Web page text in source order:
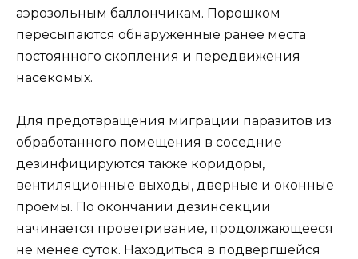
аэрозольным баллончикам. Порошком
пересыпаются обнаруженные ранее места
постоянного скопления и передвижения
насекомых.
Для предотвращения миграции паразитов из
обработанного помещения в соседние
дезинфицируются также коридоры,
вентиляционные выходы, дверные и оконные
проёмы. По окончании дезинсекции
начинается проветривание, продолжающееся
не менее суток. Находиться в подвергшейся